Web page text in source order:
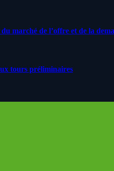
marché de l’offre et de la
tours préliminaires